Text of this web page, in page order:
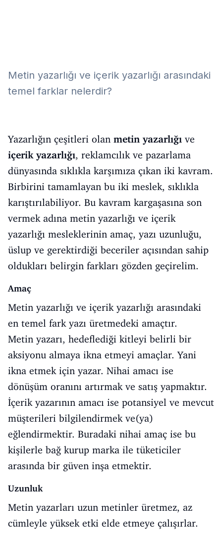
Metin yazarlığı ve içerik yazarlığı arasındaki
temel farklar nelerdir?
Yazarlığın çeşitleri olan metin yazarlığı ve
içerik yazarlığı, reklamcılık ve pazarlama
dünyasında sıklıkla karşımıza çıkan iki kavram.
Birbirini tamamlayan bu iki meslek, sıklıkla
karıştırılabiliyor. Bu kavram kargaşasına son
vermek adına metin yazarlığı ve içerik
yazarlığı mesleklerinin amaç, yazı uzunluğu,
üslup ve gerektirdiği beceriler açısından sahip
oldukları belirgin farkları gözden geçirelim.
Amaç
Metin yazarlığı ve içerik yazarlığı arasındaki
en temel fark yazı üretmedeki amaçtır.
Metin yazarı, hedeflediği kitleyi belirli bir
aksiyonu almaya ikna etmeyi amaçlar. Yani
ikna etmek için yazar. Nihai amacı ise
dönüşüm oranını artırmak ve satış yapmaktır.
İçerik yazarının amacı ise potansiyel ve mevcut
müşterileri bilgilendirmek ve(ya)
eğlendirmektir. Buradaki nihai amaç ise bu
kişilerle bağ kurup marka ile tüketiciler
arasında bir güven inşa etmektir.
Uzunluk
Metin yazarları uzun metinler üretmez, az
cümleyle yüksek etki elde etmeye çalışırlar.